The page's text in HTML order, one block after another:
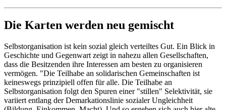
Die Karten werden neu gemischt
Selbstorganisation ist kein sozial gleich verteiltes Gut. Ein Blick in
Geschichte und Gegenwart zeigt in nahezu allen Gesellschaften,
dass die Besitzenden ihre Interessen am besten zu organisieren
vermögen. "Die Teilhabe an solidarischen Gemeinschaften ist
keineswegs prinzipiell offen für alle. Die Teilhabe an
Selbstorganisation folgt den Spuren einer "stillen" Selektivität, sie
variiert entlang der Demarkationslinie sozialer Ungleichheit